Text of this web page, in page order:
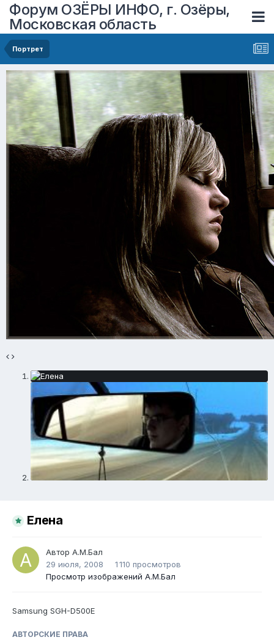
Форум ОЗЁРЫ ИНФО, г. Озёры,
Московская область
Портрет
Елена
Автор А.М.Бал
29 июля, 2008
1 110 просмотров
Просмотр изображений А.М.Бал
Samsung SGH-D500E
АВТОРСКИЕ ПРАВА